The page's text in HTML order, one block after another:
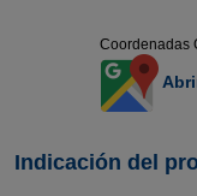
Coordenadas
Indicación del